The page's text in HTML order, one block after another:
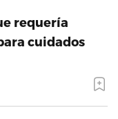
requería
cuidados